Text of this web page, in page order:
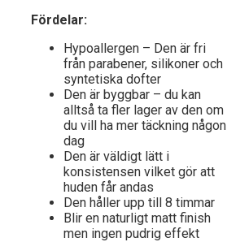
Fördelar:
Hypoallergen – Den är fri
från parabener, silikoner och
syntetiska dofter
Den är byggbar – du kan
alltså ta fler lager av den om
du vill ha mer täckning någon
dag
Den är väldigt lätt i
konsistensen vilket gör att
huden får andas
Den håller upp till 8 timmar
Blir en naturligt matt finish
men ingen pudrig effekt